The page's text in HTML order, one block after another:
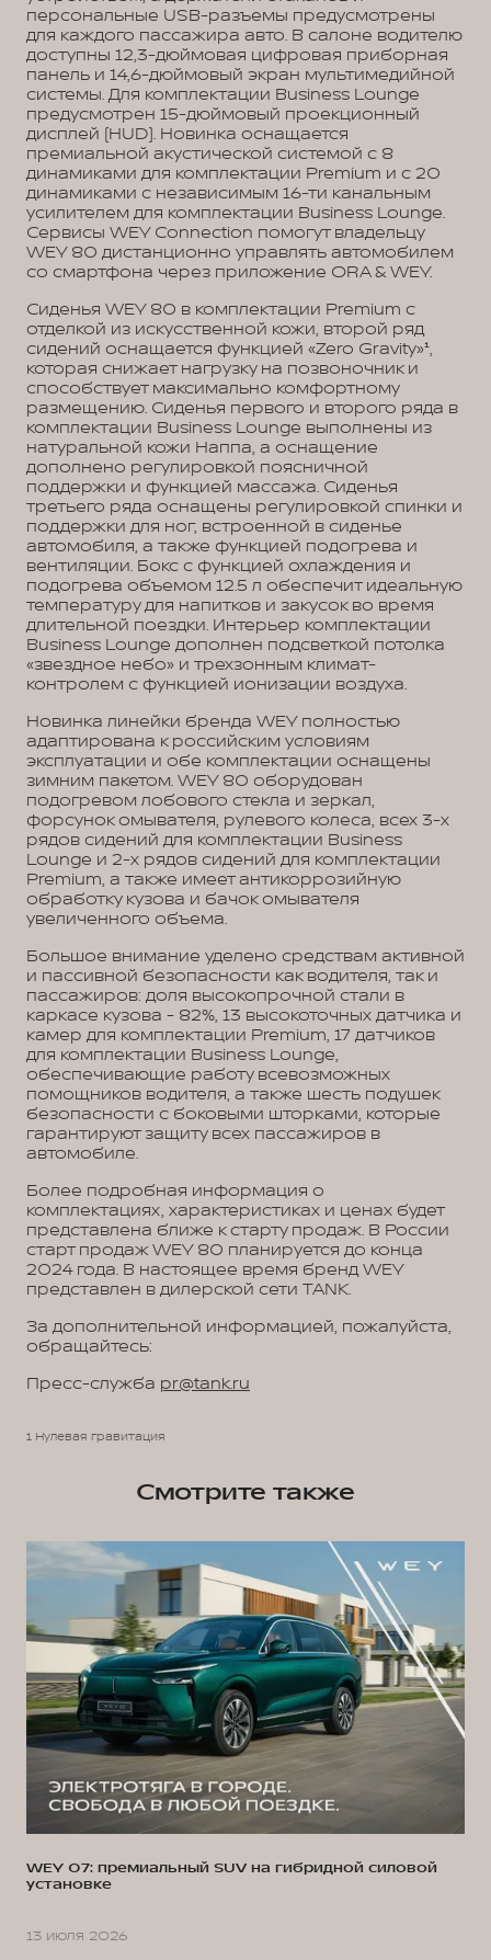
персональные USB-разъемы предусмотрены
для каждого пассажира авто. В салоне водителю
доступны 12,3-дюймовая цифровая приборная
панель и 14,6-дюймовый экран мультимедийной
системы. Для комплектации Business Lounge
предусмотрен 15-дюймовый проекционный
дисплей (HUD). Новинка оснащается
премиальной акустической системой с 8
динамиками для комплектации Premium и с 20
динамиками с независимым 16-ти канальным
усилителем для комплектации Business Lounge.
Сервисы WEY Connection помогут владельцу
WEY 80 дистанционно управлять автомобилем
со смартфона через приложение ORA & WEY.
Сиденья WEY 80 в комплектации Premium с
отделкой из искусственной кожи, второй ряд
сидений оснащается функцией «Zero Gravity»¹,
которая снижает нагрузку на позвоночник и
способствует максимально комфортному
размещению. Сиденья первого и второго ряда в
комплектации Business Lounge выполнены из
натуральной кожи Наппа, а оснащение
дополнено регулировкой поясничной
поддержки и функцией массажа. Сиденья
третьего ряда оснащены регулировкой спинки и
поддержки для ног, встроенной в сиденье
автомобиля, а также функцией подогрева и
вентиляции. Бокс с функцией охлаждения и
подогрева объемом 12.5 л обеспечит идеальную
температуру для напитков и закусок во время
длительной поездки. Интерьер комплектации
Business Lounge дополнен подсветкой потолка
«звездное небо» и трехзонным климат-
контролем с функцией ионизации воздуха.
Новинка линейки бренда WEY полностью
адаптирована к российским условиям
эксплуатации и обе комплектации оснащены
зимним пакетом. WEY 80 оборудован
подогревом лобового стекла и зеркал,
форсунок омывателя, рулевого колеса, всех 3-х
рядов сидений для комплектации Business
Lounge и 2-х рядов сидений для комплектации
Premium, а также имеет антикоррозийную
обработку кузова и бачок омывателя
увеличенного объема.
Большое внимание уделено средствам активной
и пассивной безопасности как водителя, так и
пассажиров: доля высокопрочной стали в
каркасе кузова - 82%, 13 высокоточных датчика и
камер для комплектации Premium, 17 датчиков
для комплектации Business Lounge,
обеспечивающие работу всевозможных
помощников водителя, а также шесть подушек
безопасности с боковыми шторками, которые
гарантируют защиту всех пассажиров в
автомобиле.
Более подробная информация о
комплектациях, характеристиках и ценах будет
представлена ближе к старту продаж. В России
старт продаж WEY 80 планируется до конца
2024 года. В настоящее время бренд WEY
представлен в дилерской сети TANK.
За дополнительной информацией, пожалуйста,
обращайтесь:
Пресс-служба pr@tank.ru
1 Нулевая гравитация
Смотрите также
WEY 07: премиальный SUV на гибридной силовой
установке
13 июля 2026